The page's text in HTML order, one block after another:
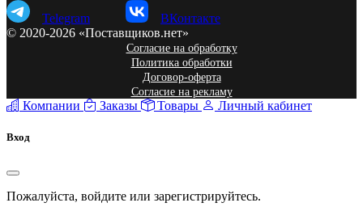
Telegram
ВКонтакте
© 2020-2026 «Поставщиков.нет»
Согласие на обработку
Политика обработки
Договор-оферта
Согласие на рекламу
Компании Заказы Товары Личный кабинет
Вход
Пожалуйста, войдите или зарегистрируйтесь.